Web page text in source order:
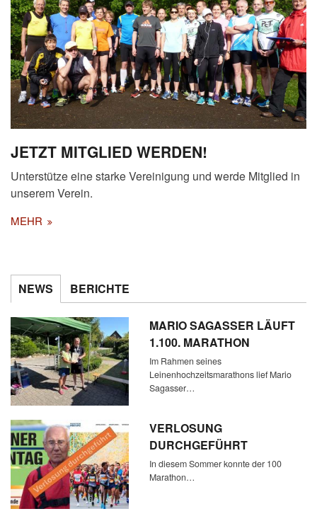
JETZT MITGLIED WERDEN!
Unterstütze eine starke Vereinigung und werde Mitglied in
unserem Verein.
MEHR
NEWS BERICHTE
MARIO SAGASSER LÄUFT
1.100. MARATHON
Im Rahmen seines
Leinenhochzeitsmarathons lief Mario
Sagasser…
VERLOSUNG
DURCHGEFÜHRT
In diesem Sommer konnte der 100
Marathon…